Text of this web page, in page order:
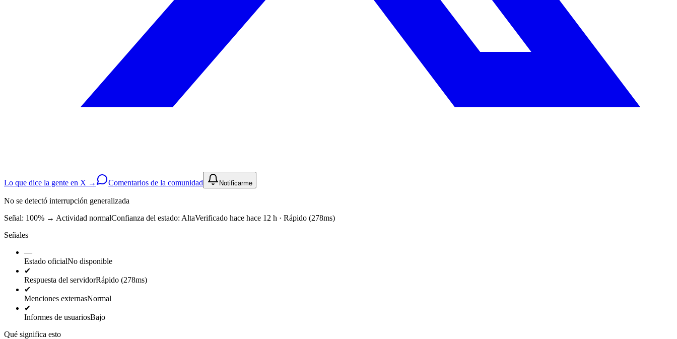
Lo que dice la gente en X → Comentarios de la comunidad Notificarme
No se detectó interrupción generalizada
Señal: 100% → Actividad normalConfianza del estado: AltaVerificado hace hace 12 h · Rápido (278ms)
Señales
—
Estado oficialNo disponible
✔
Respuesta del servidorRápido (278ms)
✔
Menciones externasNormal
✔
Informes de usuariosBajo
Qué significa esto